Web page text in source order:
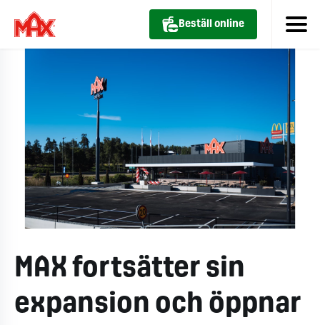
Beställ online
MAX fortsätter sin
expansion och öppnar